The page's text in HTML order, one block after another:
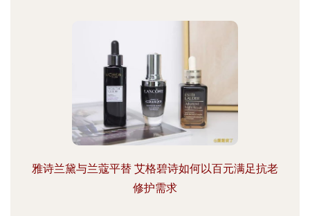
雅诗兰黛与兰蔻平替 艾格碧诗如何以百元满足抗老
修护需求